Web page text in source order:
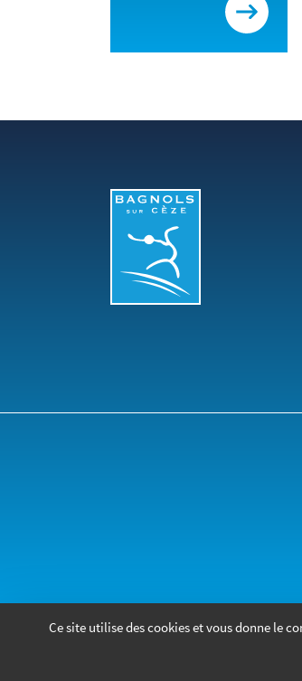
Ce site utilise des cookies et vous donne le